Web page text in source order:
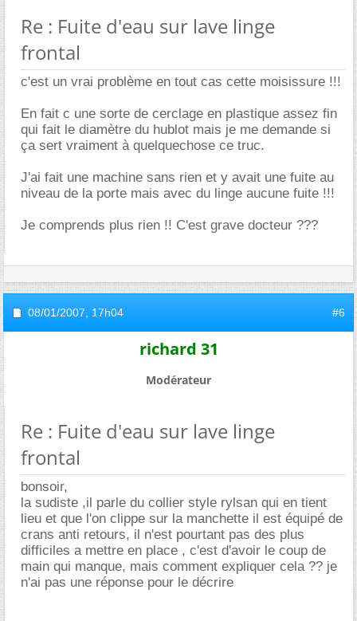
Re : Fuite d'eau sur lave linge
frontal
c'est un vrai problème en tout cas cette moisissure !!!
En fait c une sorte de cerclage en plastique assez fin
qui fait le diamètre du hublot mais je me demande si
ça sert vraiment à quelquechose ce truc.
J'ai fait une machine sans rien et y avait une fuite au
niveau de la porte mais avec du linge aucune fuite !!!
Je comprends plus rien !! C'est grave docteur ???
08/01/2007, 17h04 #6
richard 31
Modérateur
Re : Fuite d'eau sur lave linge
frontal
bonsoir,
la sudiste ,il parle du collier style rylsan qui en tient
lieu et que l'on clippe sur la manchette il est équipé de
crans anti retours, il n'est pourtant pas des plus
difficiles a mettre en place , c'est d'avoir le coup de
main qui manque, mais comment expliquer cela ?? je
n'ai pas une réponse pour le décrire